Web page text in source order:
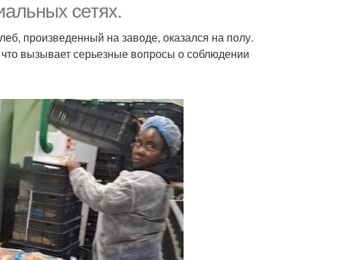
сетях.
произведенный на заводе, оказался на полу.
вызывает серьезные вопросы о соблюдении